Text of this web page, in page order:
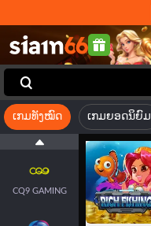
ເກມທັງໝົດ ເກມຍອດນິຍົມ
FACHAI
CQ9 GAMING